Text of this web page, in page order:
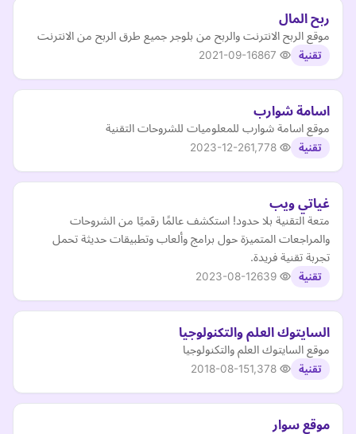
ربح المال
موقع الربح الانترنت والربح من بلوجر جميع طرق الربح من الانترنت
تقنية 2021-09-16
اسامة شوارب
موقع اسامة شوارب للمعلوميات للشروحات التقنية
تقنية 2023-12-26
غياتي ويب
متعة التقنية بلا حدود! استكشف عالمًا رقميًا من الشروحات
والمراجعات المتميزة حول برامج وألعاب وتطبيقات حديثة تحمل
تجربة تقنية فريدة.
تقنية 2023-08-12
السايتوك العلم والتكنولوجيا
موقع السايتوك العلم والتكنولوجيا
تقنية 2018-08-15
موقع سوار